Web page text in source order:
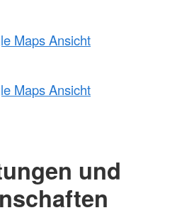
Maps Ansicht
Maps Ansicht
und